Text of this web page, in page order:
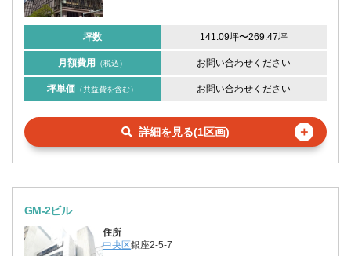
坪数 141.09坪〜269.47坪
月額費用 （税込） お問い合わせください
坪単価 （共益費を含む） お問い合わせください
詳細を見る(1区画) ＋
GM-2ビル
住所
中央区銀座2-5-7